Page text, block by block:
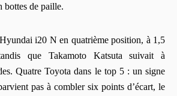
bottes de paille.
i20 N en quatrième position, à 1,5
que Takamoto Katsuta suivait à
Quatre Toyota dans le top 5 : un signe
pas à combler six points d’écart, le